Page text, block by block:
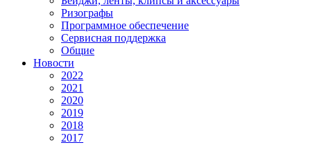
Ризографы
Программное обеспечение
Сервисная поддержка
Общие
Новости
2022
2021
2020
2019
2018
2017